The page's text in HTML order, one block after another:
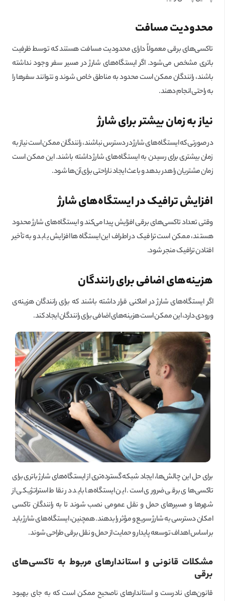
محدودیت مسافت
تاکسی‌های برقی معمولاً دارای محدودیت مسافت هستند که توسط ظرفیت
باتری مشخص می‌شود. اگر ایستگاه‌های شارژ در مسیر سفر وجود نداشته
باشند، رانندگان ممکن است محدود به مناطق خاص شوند و نتوانند سفرها را
به راحتی انجام دهند.
نیاز به زمان بیشتر برای شارژ
در صورتی که ایستگاه‌های شارژ در دسترس نباشند، رانندگان ممکن است نیاز به
زمان بیشتری برای رسیدن به ایستگاه‌های شارژ داشته باشند. این ممکن است
زمان مشتریان را هدر بدهد و باعث ایجاد ناراحتی برای آن‌ها شود.
افزایش ترافیک در ایستگاه‌های شارژ
وقتی تعداد تاکسی‌های برقی افزایش پیدا می‌کند و ایستگاه‌های شارژ محدود
هستند، ممکن است ترافیک در اطراف این ایستگاه‌ها افزایش یابد و به تأخیر
افتادن ترافیک منجر شود.
هزینه‌های اضافی برای رانندگان
اگر ایستگاه‌های شارژ در اماکنی قرار داشته باشند که برای رانندگان هزینه‌ی
ورودی دارد، این ممکن است هزینه‌های اضافی برای رانندگان ایجاد کند.
برای حل این چالش‌ها، ایجاد شبکه گسترده‌تری از ایستگاه‌های شارژ باتری برای
تاکسی‌های برقی ضروری است. این ایستگاه‌ها باید در نقاط استراتژیکی از
شهرها و مسیرهای حمل و نقل عمومی نصب شوند تا به رانندگان تاکسی
امکان دسترسی به شارژ سریع و مؤثر را بدهند. همچنین، ایستگاه‌های شارژ باید
بر اساس اهداف توسعه پایدار و حمایت از حمل و نقل برقی طراحی شوند.
مشکلات قانونی و استاندارهای مربوط به تاکسی‌های
برقی
قانون‌های نادرست و استاندارهای ناصحیح ممکن است که به جای بهبود